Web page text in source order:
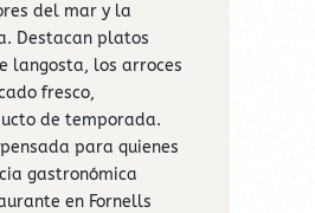
del mar y la
Destacan platos
langosta, los arroces
fresco,
de temporada.
para quienes
gastronómica
en Fornells